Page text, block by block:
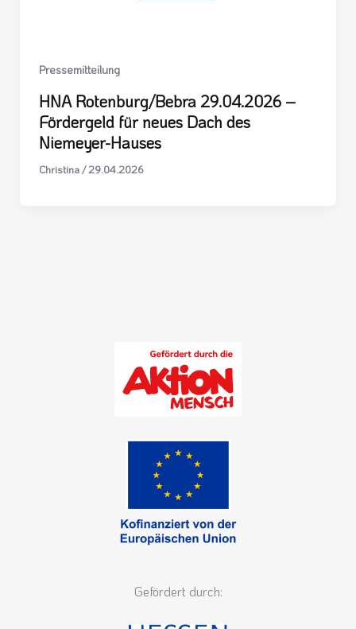
Pressemitteilung
HNA Rotenburg/Bebra 29.04.2026 –
Fördergeld für neues Dach des
Niemeyer-Hauses
Christina /29.04.2026
Gefördert durch: